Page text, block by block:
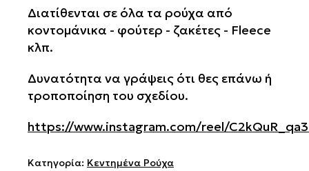
Διατίθενται σε όλα τα ρούχα από
κοντομάνικα - φούτερ - ζακέτες - Fleece
κλπ.
Δυνατότητα να γράψεις ότι θες επάνω ή
τροποποίηση του σχεδίου.
https://www.instagram.com/reel/
Κατηγορία: Κεντημένα Ρούχα